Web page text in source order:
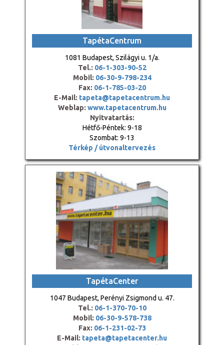
TapétaCentrum
1081 Budapest, Szilágyi u. 1/a.
Tel.: 06-1-303-90-52
Mobil: 06-30-9-798-234
Fax: 06-1-785-03-20
E-Mail: tapeta@tapetacentrum.hu
Weblap: www.tapetacentrum.hu
Nyitvatartás:
Hétfő-Péntek: 9-18
Szombat: 9-13
Térkép / útvonaltervezés
TapétaCenter
1047 Budapest, Perényi Zsigmond u. 47.
Tel.: 06-1-370-70-10
Mobil: 06-30-9-578-738
Fax: 06-1-231-02-73
E-Mail: tapeta@tapetacenter.hu